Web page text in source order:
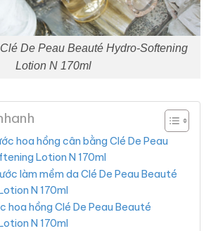
De Peau Beauté Hydro-Softening
Lotion N 170ml
hoa hồng cân bằng Clé De Peau
Lotion N 170ml
làm mềm da Clé De Peau Beauté
N 170ml
hoa hồng Clé De Peau Beauté
N 170ml